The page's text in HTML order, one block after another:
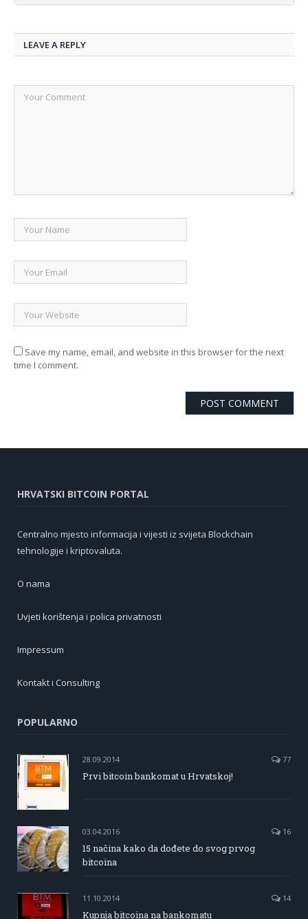
LEAVE A REPLY
Save my name, email, and website in this browser for the next
time I comment.
HRVATSKI BITCOIN PORTAL
Centralno mjesto informacija i vijesti iz svijeta Blockchain
tehnologije i kriptovaluta.
O nama
Uvjeti korištenja i polica privatnosti
Impressum
Kontakt i Consulting
POPULARNO
28.09.2014 77
Prvi bitcoin bankomat u Hrvatskoj!
03.04.2016 16
15 načina kako da dođete do svog prvog
bitcoina
11.10.2014 14
Kupnja bitcoina na bankomatu